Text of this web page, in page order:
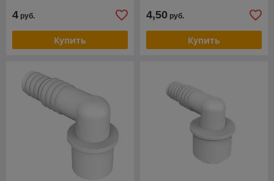
4 руб.
Купить
4,50 руб.
Купить